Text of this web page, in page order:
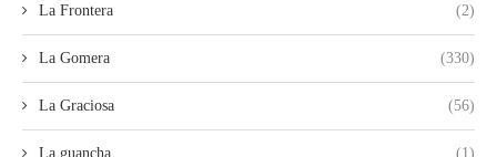
La Frontera (2)
La Gomera (330)
La Graciosa (56)
La guancha (1)